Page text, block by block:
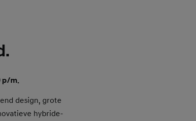
p/m.
design, grote
hybride-